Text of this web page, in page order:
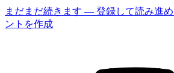
まだまだ続きます — 登録して読み進め
ントを作成